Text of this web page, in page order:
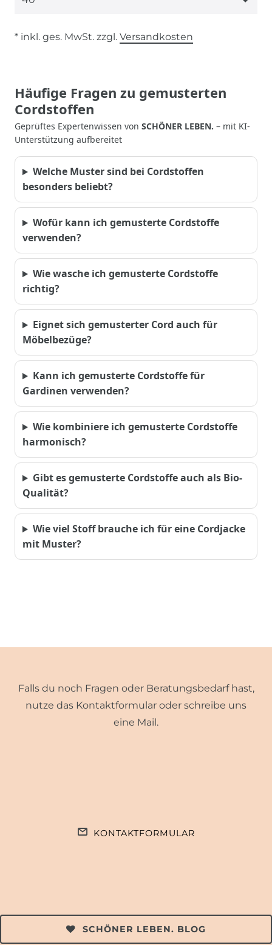
* inkl. ges. MwSt. zzgl. Versandkosten
Häufige Fragen zu gemusterten
Cordstoffen
Geprüftes Expertenwissen von SCHÖNER LEBEN. – mit KI-
Unterstützung aufbereitet
Welche Muster sind bei Cordstoffen
besonders beliebt?
Wofür kann ich gemusterte Cordstoffe
verwenden?
Wie wasche ich gemusterte Cordstoffe
richtig?
Eignet sich gemusterter Cord auch für
Möbelbezüge?
Kann ich gemusterte Cordstoffe für
Gardinen verwenden?
Wie kombiniere ich gemusterte Cordstoffe
harmonisch?
Gibt es gemusterte Cordstoffe auch als Bio-
Qualität?
Wie viel Stoff brauche ich für eine Cordjacke
mit Muster?
Falls du noch Fragen oder Beratungsbedarf hast,
nutze das Kontaktformular oder schreibe uns
eine Mail.
KONTAKTFORMULAR
SCHÖNER LEBEN. BLOG